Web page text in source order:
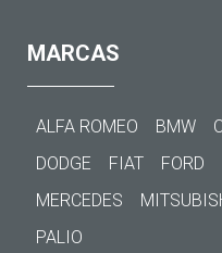
MARCAS
ALFA ROMEO BMW
DODGE
FIAT FORD
MERCEDES
PALIO